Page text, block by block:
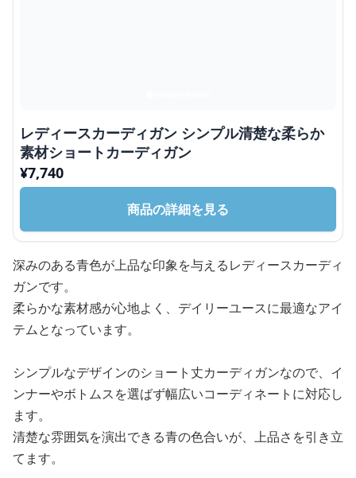
レディースカーディガン シンプル清楚な柔らか
素材ショートカーディガン
¥7,740
商品の詳細を見る
深みのある青色が上品な印象を与えるレディースカーディ
ガンです。
柔らかな素材感が心地よく、デイリーユースに最適なアイ
テムとなっています。
シンプルなデザインのショート丈カーディガンなので、イ
ンナーやボトムスを選ばず幅広いコーディネートに対応し
ます。
清楚な雰囲気を演出できる青の色合いが、上品さを引き立
てます。